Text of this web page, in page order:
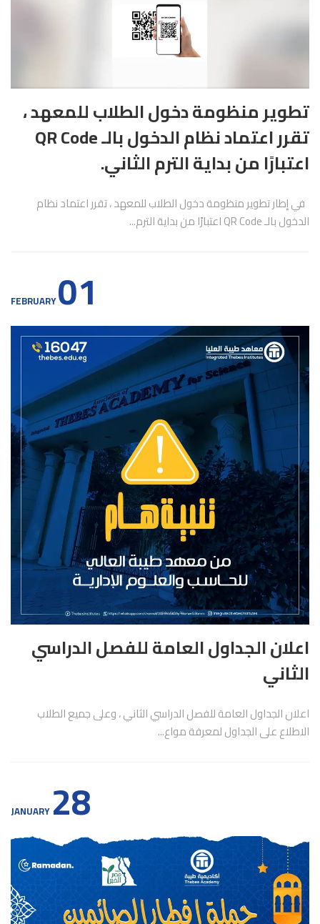
تطوير منظومة دخول الطلاب للمعهد ،
تقرر اعتماد نظام الدخول بالـ QR Code
اعتبارًا من بداية الترم الثاني.
في إطار تطوير منظومة دخول الطلاب للمعهد ، تقرر اعتماد نظام
الدخول بالـ QR Code اعتبارًا من بداية الترم...
01
FEBRUARY
اعلان الجداول العامة للفصل الدراسي
الثاني
اعلان الجداول العامة للفصل الدراسي الثاني ، وعلى جميع الطلاب
الاطلاع على الجداول لمعرفة مواع...
28
JANUARY